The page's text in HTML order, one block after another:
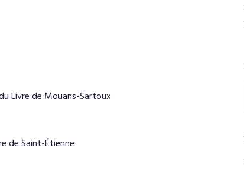
Livre de Mouans-Sartoux
de Saint-Étienne